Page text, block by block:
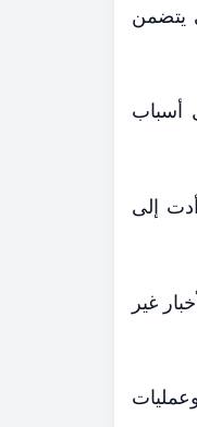
يتضمن
أسباب
إلى
غير